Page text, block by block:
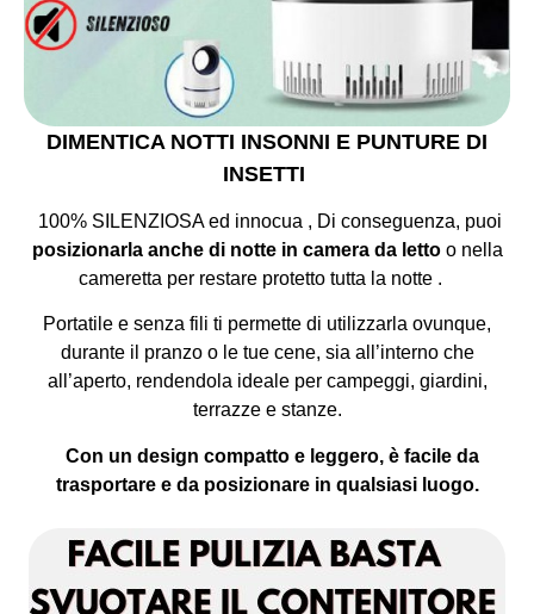
DIMENTICA NOTTI INSONNI E PUNTURE DI
INSETTI
100% SILENZIOSA ed innocua , Di conseguenza, puoi
posizionarla anche di notte in camera da lettoo nella
cameretta per restare protetto tutta la notte .
Portatile e senza fili ti permette di utilizzarla ovunque,
durante il pranzo o le tue cene, sia all’interno che
all’aperto, rendendola ideale per campeggi, giardini,
terrazze e stanze.
Con un design compatto e leggero, è facile da
trasportare e da posizionare in qualsiasi luogo.